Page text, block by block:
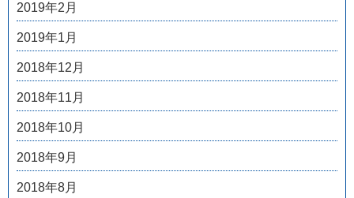
2019年2月
2019年1月
2018年12月
2018年11月
2018年10月
2018年9月
2018年8月